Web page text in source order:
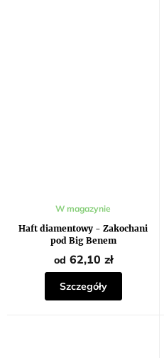
Haft diamentowy - Zakochani
pod Big Benem
W magazynie
od 62,10 zł
Szczegóły